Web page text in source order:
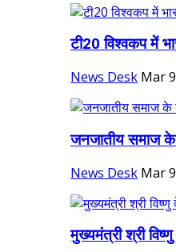
टी20 विश्वकप में
News Desk Mar
जनजातीय समाज के
News Desk Mar
मुख्यमंत्री श्री